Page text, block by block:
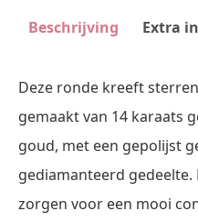
Beschrijving Extra
Deze ronde kreeft
gemaakt van 14 karaats
goud, met een gepolijst
gediamanteerd
zorgen voor een mooi